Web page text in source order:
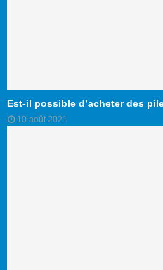
Est-il possible d’acheter des
10 août 2021